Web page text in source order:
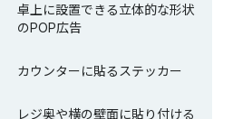
卓上に設置できる立体的な形状
のPOP広告
カウンターに貼るステッカー
レジ奥や横の壁面に貼り付ける